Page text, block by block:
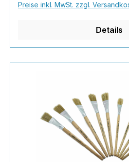
seinen hellen Chinaborsten,
Preise inkl. MwSt. zzgl.
Details